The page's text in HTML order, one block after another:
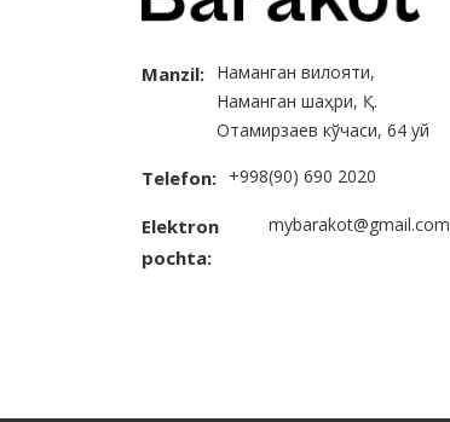
Manzil: Наманган вилояти,
Наманган шаҳри, Қ.
Отамирзаев кўчаси, 64 уй
Telefon: +998(90) 690 2020
Elektron
pochta:
mybarakot@gmail.com